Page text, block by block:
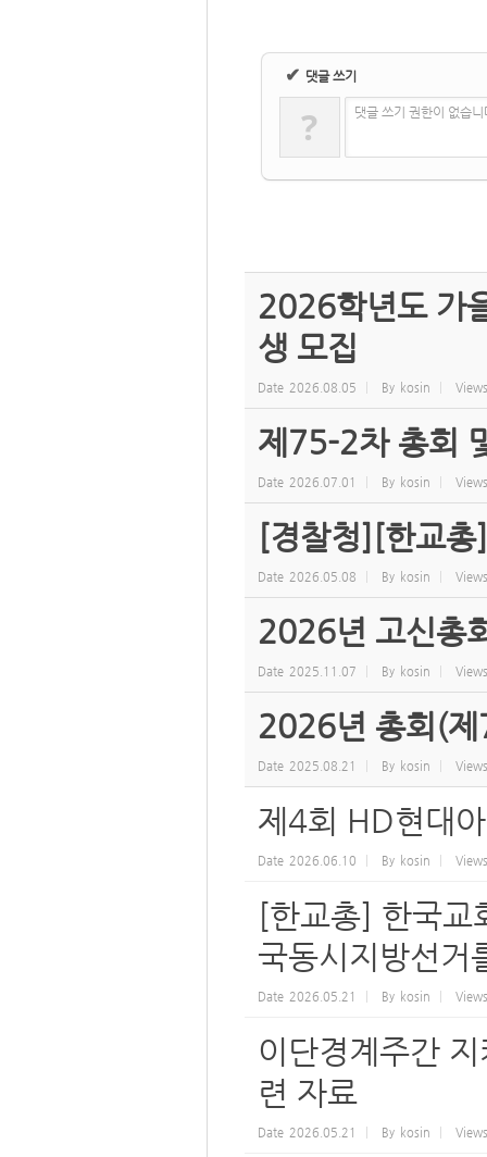
✔ 댓글 쓰기
? 댓글 쓰기 권한이 없습
2026학년도 가
생 모집
Date 2026.08.05 By kosin Views
제75-2차 총회
Date 2026.07.01 By kosin Views
[경찰청][한교총
Date 2026.05.08 By kosin Views
2026년 고신총
Date 2025.11.07 By kosin Views
2026년 총회(제
Date 2025.08.21 By kosin Views
제4회 HD현대
Date 2026.06.10 By kosin Views
[한교총] 한국교
국동시지방선거
Date 2026.05.21 By kosin Views
이단경계주간
련 자료
Date 2026.05.21 By kosin Views